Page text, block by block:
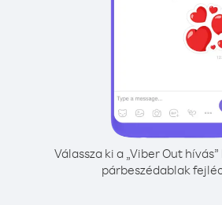
Válassza ki a „Viber Out
párbeszédablak